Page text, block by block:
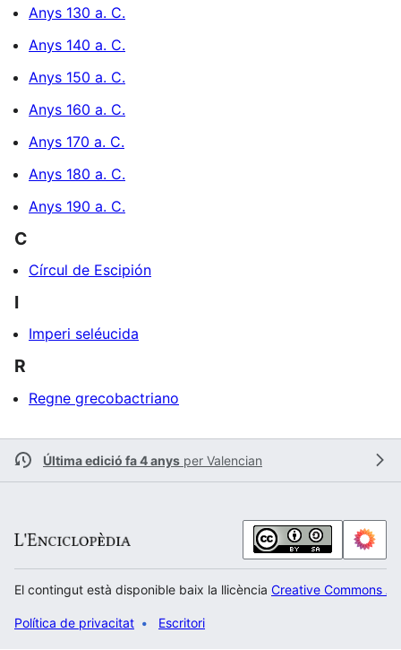
Anys 130 a. C.
Anys 140 a. C.
Anys 150 a. C.
Anys 160 a. C.
Anys 170 a. C.
Anys 180 a. C.
Anys 190 a. C.
C
Círcul de Escipión
I
Imperi seléucida
R
Regne grecobactriano
Última edició fa 4 anys per Valencian
El contingut està disponible baix la llicència Creative Commons
Política de privacitat Escritori